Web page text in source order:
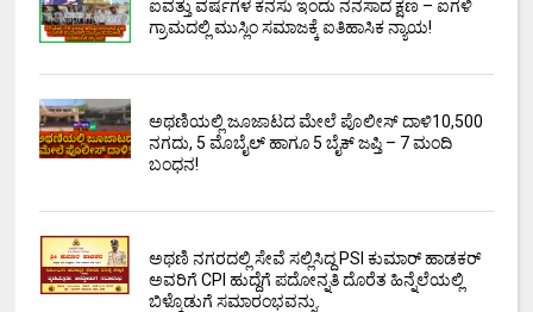
ಐವತ್ತು ವರ್ಷಗಳ ಕನಸು ಇಂದು ನನಸಾದ ಕ್ಷಣ – ಐಗಳಿ
ಗ್ರಾಮದಲ್ಲಿ ಮುಸ್ಲಿಂ ಸಮಾಜಕ್ಕೆ ಐತಿಹಾಸಿಕ ನ್ಯಾಯ!
ಅಥಣಿಯಲ್ಲಿ ಜೂಜಾಟದ ಮೇಲೆ ಪೊಲೀಸ್ ದಾಳಿ₹10,500
ನಗದು, 5 ಮೊಬೈಲ್ ಹಾಗೂ 5 ಬೈಕ್ ಜಪ್ತಿ – 7 ಮಂದಿ
ಬಂಧನ!
ಅಥಣಿ ನಗರದಲ್ಲಿ ಸೇವೆ ಸಲ್ಲಿಸಿದ್ದ PSI ಕುಮಾರ್ ಹಾಡಕರ್
ಅವರಿಗೆ CPI ಹುದ್ದೆಗೆ ಪದೋನ್ನತಿ ದೊರೆತ ಹಿನ್ನೆಲೆಯಲ್ಲಿ
ಬಿಳ್ಕೊಡುಗೆ ಸಮಾರಂಭವನ್ನು.